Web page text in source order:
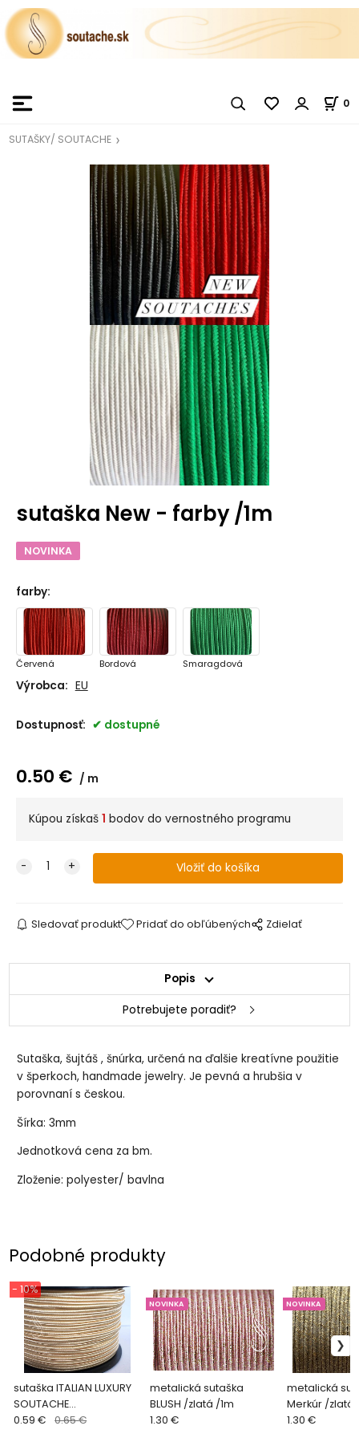
0
SUTAŠKY/ SOUTACHE
sutaška New - farby /1m
NOVINKA
farby:
Červená Bordová Smaragdová
Výrobca: EU
Dostupnosť: dostupné
0.50 € m
Kúpou získaš 1 bodov do vernostného programu
Sledovať produkt Pridať do obľúbených Zdielať
Popis
Potrebujete poradiť?
Sutaška, šujtáš , šnúrka, určená na ďalšie kreatívne použitie
v šperkoch, handmade jewelry. Je pevná a hrubšia v
porovnaní s českou.
Šírka: 3mm
Jednotková cena za bm.
Zloženie: polyester/ bavlna
Podobné produkty
sutaška ITALIAN LUXURY
SOUTACHE
BUTTERCREAM /ST2116/
- 10%
0.59 € 0.65 €
metalická sutaška
BLUSH /zlatá /1m
NOVINKA
1.30 €
metalická
Merkúr /zlatá
NOVINKA
1.30 €